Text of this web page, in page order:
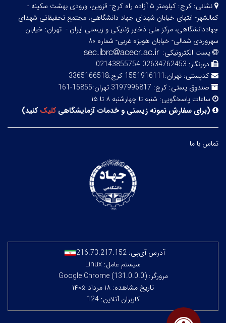
نشانی:
کرج: کیلومتر ۵ آزاده راه کرج- قزوین، ورودی بهشت سکینه -
کمالشهر- انتهای خیابان شهدای جهاد دانشگاهی، مجتمع تحقیقاتی شهدای
جهاددانشگاهی، مرکز ملی ذخایر ژنتیکی و زیستی ایران - تهران: خیابان
سهروردی شمالی- خیابان هویزه غربی- شماره ۸۰
پست الکترونیکی:
دورنگار: 02634762453 02143855754
کدپستی: تهران:1551916111 کرج:3365166518
صندوق پستی: کرج: 3197996817 تهران:15855-161
ساعات پاسخگویی: شنبه تا چهارشنبه ۸ تا ۱۵
(برای سفارش نمونه زیستی و خدمات آزمایشگاهیکلیککنید)
تماس با ما
آدرس آی‌پی: 216.73.217.152
سیستم عامل: Linux
مرورگر: Google Chrome (131.0.0.0)
تاریخ مشاهده: ۱۸ مرداد ۱۴۰۵
کاربران آنلاین: 124